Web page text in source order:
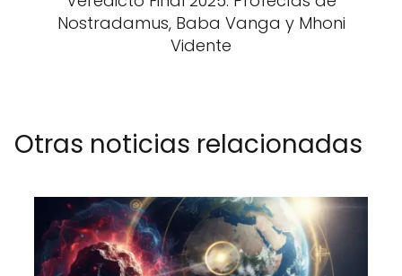
Nostradamus, Baba Vanga y Mhoni
Vidente
Otras noticias relacionadas